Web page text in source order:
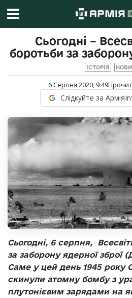
Сьогодні –
боротьби за
ІСТОРІЯ
6 Серпня 2020, 9:49
Слідкуйте за
Сьогодні, 6 серпня,
за заборону ядерної зброї
Саме у цей день 1945 року
скинули атомну бомбу з
плутонієвим зарядами на